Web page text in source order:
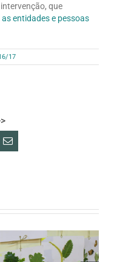
que
entidades e pessoas
17
Email
(necessário
Escolas da Área